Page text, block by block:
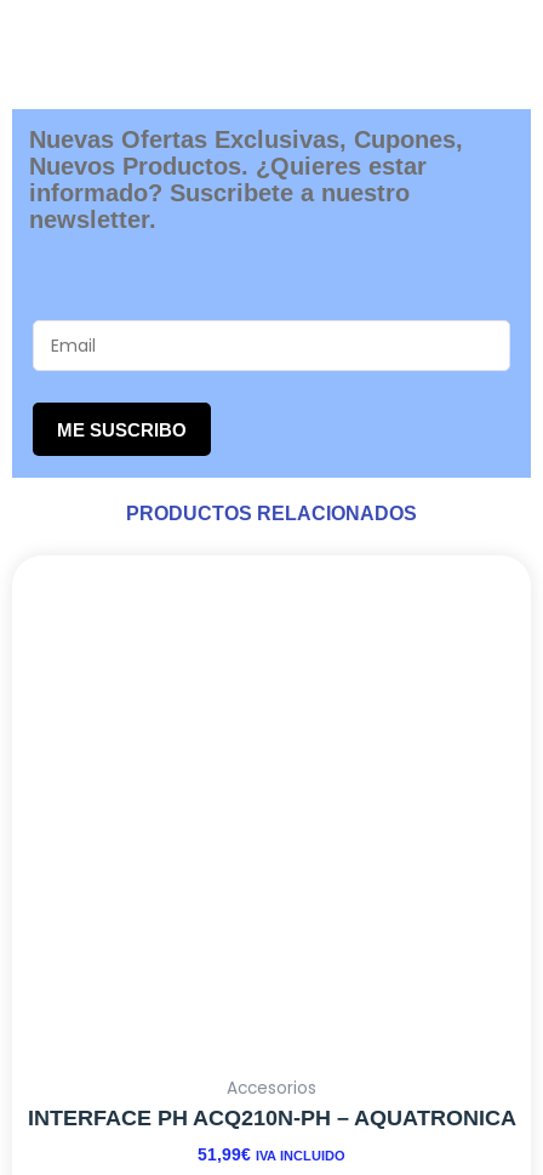
Nuevas Ofertas Exclusivas, Cupones,
Nuevos Productos. ¿Quieres estar
informado? Suscribete a nuestro
newsletter.
ME SUSCRIBO
PRODUCTOS RELACIONADOS
Accesorios
INTERFACE PH ACQ210N-PH – AQUATRONICA
51,99€ IVA INCLUIDO